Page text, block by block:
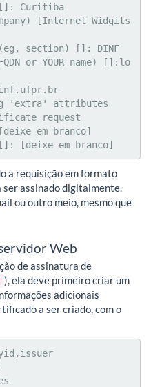
[]: Curitiba
[Internet Widgits
(eg, section) []: DINF
or YOUR name) []:lo
'extra' attributes
request
em branco]
[]: [deixe em branco]
a requisição em formato
ser assinado digitalmente.
ou outro meio, mesmo que
Web
de assinatura de
), ela deve primeiro criar um
adicionais
a ser criado, com o